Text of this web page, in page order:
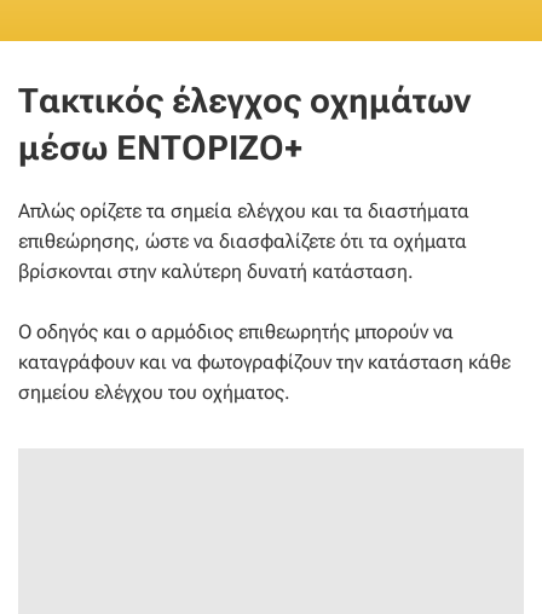
Τακτικός έλεγχος οχημάτων
μέσω ENTOPIZO+
Απλώς ορίζετε τα σημεία ελέγχου και τα διαστήματα
επιθεώρησης, ώστε να διασφαλίζετε ότι τα οχήματα
βρίσκονται στην καλύτερη δυνατή κατάσταση.
Ο οδηγός και ο αρμόδιος επιθεωρητής μπορούν να
καταγράφουν και να φωτογραφίζουν την κατάσταση κάθε
σημείου ελέγχου του οχήματος.